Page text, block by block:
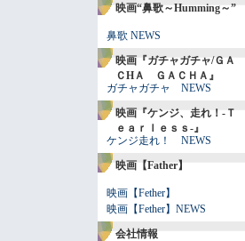
映画“鼻歌～Humming～”
鼻歌 NEWS
映画『ガチャガチャ/ＧＡ
ＣHＡ ＧＡＣＨＡ』
ガチャガチャ NEWS
映画『ケンジ、走れ！-Ｔ
ｅａｒｌｅｓｓ-』
ケンジ走れ！ NEWS
映画【Father】
映画【Fether】
映画【Fether】NEWS
会社情報